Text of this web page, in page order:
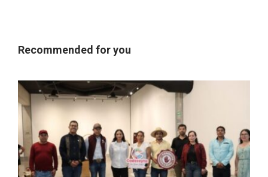
Recommended for you